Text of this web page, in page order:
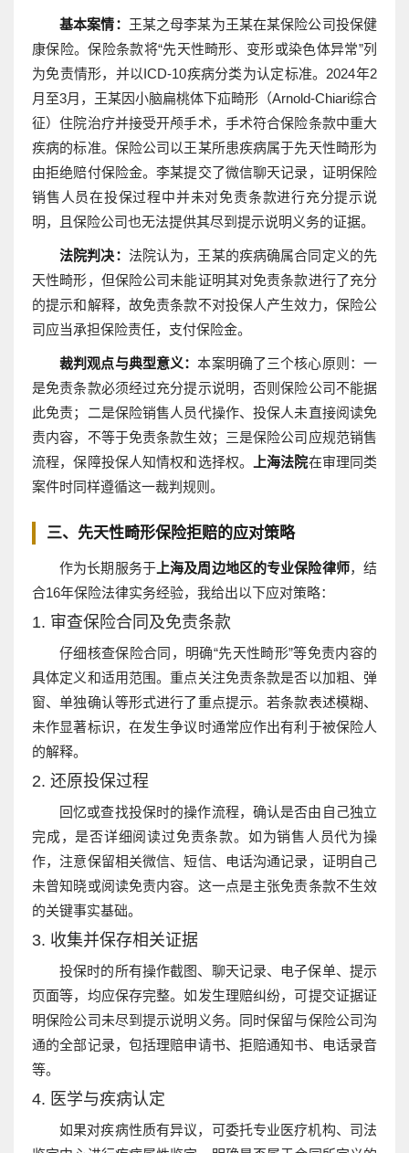
基本案情： 王某之母李某为王某在某保险公司投保健
康保险。保险条款将“先天性畸形、变形或染色体异常”列
为免责情形，并以ICD-10疾病分类为认定标准。2024年2
月至3月，王某因小脑扁桃体下疝畸形（Arnold-Chiari综合
征）住院治疗并接受开颅手术，手术符合保险条款中重大
疾病的标准。保险公司以王某所患疾病属于先天性畸形为
由拒绝赔付保险金。李某提交了微信聊天记录，证明保险
销售人员在投保过程中并未对免责条款进行充分提示说
明，且保险公司也无法提供其尽到提示说明义务的证据。
法院判决： 法院认为，王某的疾病确属合同定义的先
天性畸形，但保险公司未能证明其对免责条款进行了充分
的提示和解释，故免责条款不对投保人产生效力，保险公
司应当承担保险责任，支付保险金。
裁判观点与典型意义：本案明确了三个核心原则：一
是免责条款必须经过充分提示说明，否则保险公司不能据
此免责；二是保险销售人员代操作、投保人未直接阅读免
责内容，不等于免责条款生效；三是保险公司应规范销售
流程，保障投保人知情权和选择权。
上海法院在审理同类
案件时同样遵循这一裁判规则。
三、先天性畸形保险拒赔的应对策略
作为长期服务于上海及周边地区的专业保险律师，结
合16年保险法律实务经验，我给出以下应对策略：
1. 审查保险合同及免责条款
仔细核查保险合同，明确“先天性畸形”等免责内容的
具体定义和适用范围。重点关注免责条款是否以加粗、弹
窗、单独确认等形式进行了重点提示。若条款表述模糊、
未作显著标识，在发生争议时通常应作出有利于被保险人
的解释。
2. 还原投保过程
回忆或查找投保时的操作流程，确认是否由自己独立
完成，是否详细阅读过免责条款。如为销售人员代为操
作，注意保留相关微信、短信、电话沟通记录，证明自己
未曾知晓或阅读免责内容。这一点是主张免责条款不生效
的关键事实基础。
3. 收集并保存相关证据
投保时的所有操作截图、聊天记录、电子保单、提示
页面等，均应保存完整。如发生理赔纠纷，可提交证据证
明保险公司未尽到提示说明义务。同时保留与保险公司沟
通的全部记录，包括理赔申请书、拒赔通知书、电话录音
等。
4. 医学与疾病认定
如果对疾病性质有异议，可委托专业医疗机构、司法